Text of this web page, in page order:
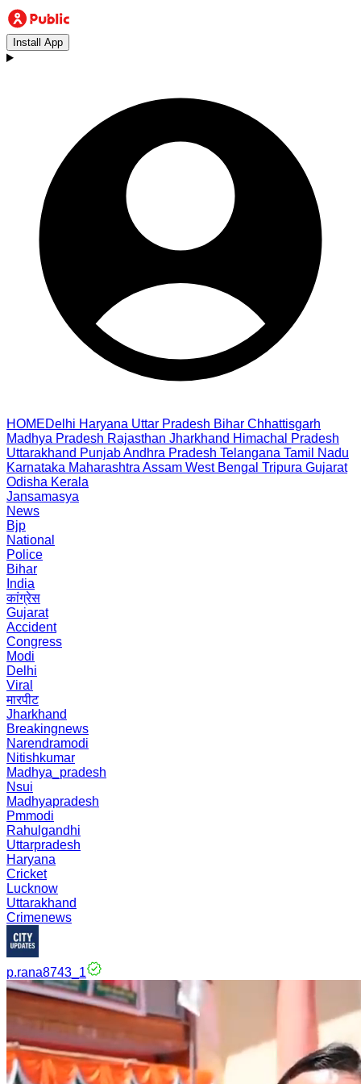
Install App
HOMEDelhi Haryana Uttar Pradesh Bihar Chhattisgarh
Madhya Pradesh Rajasthan Jharkhand Himachal Pradesh
Uttarakhand PunjabAndhra Pradesh Telangana Tamil Nadu
Karnataka Maharashtra Assam West Bengal Tripura Gujarat
Odisha Kerala
Jansamasya
News
Bjp
National
Police
Bihar
India
कांग्रेस
Gujarat
Accident
Congress
Modi
Delhi
Viral
मारपीट
Jharkhand
Breakingnews
Narendramodi
Nitishkumar
Madhya_pradesh
Nsui
Madhyapradesh
Pmmodi
Rahulgandhi
Uttarpradesh
Haryana
Cricket
Lucknow
Uttarakhand
Crimenews
p.rana8743_1